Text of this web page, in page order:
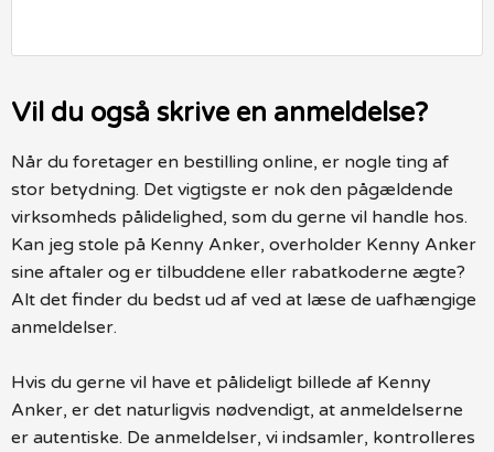
Vil du også skrive en anmeldelse?
Når du foretager en bestilling online, er nogle ting af
stor betydning. Det vigtigste er nok den pågældende
virksomheds pålidelighed, som du gerne vil handle hos.
Kan jeg stole på Kenny Anker, overholder Kenny Anker
sine aftaler og er tilbuddene eller rabatkoderne ægte?
Alt det finder du bedst ud af ved at læse de uafhængige
anmeldelser.
Hvis du gerne vil have et pålideligt billede af Kenny
Anker, er det naturligvis nødvendigt, at anmeldelserne
er autentiske. De anmeldelser, vi indsamler, kontrolleres